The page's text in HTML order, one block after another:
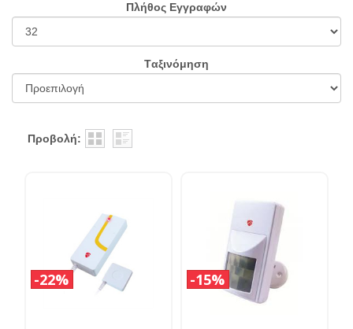
Πλήθος Εγγραφών
Tαξινόμηση
Προβολή:
22% 15%